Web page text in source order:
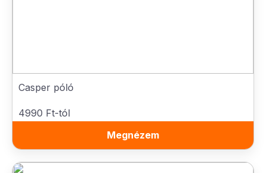
Casper póló
4990 Ft-tól
Megnézem